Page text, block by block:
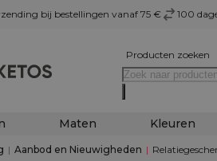
bij bestellingen vanaf 75 € 100
Producten zoeken
Maten Kleuren
| Aanbod en Nieuwigheden |